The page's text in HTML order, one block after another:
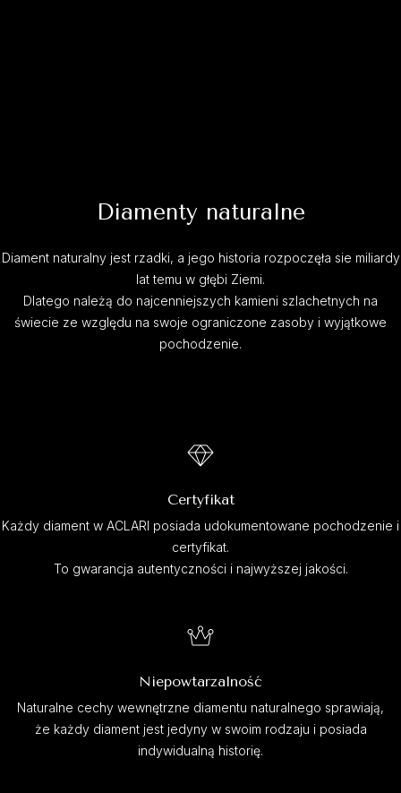
Diamenty naturalne
Diament naturalny jest rzadki, a jego historia rozpoczęła sie miliardy
lat temu w głębi Ziemi.
Dlatego należą do najcenniejszych kamieni szlachetnych na
świecie ze względu na swoje ograniczone zasoby i wyjątkowe
pochodzenie.
Certyfikat
Każdy diament w ACLARI posiada udokumentowane pochodzenie i
certyfikat.
To gwarancja autentyczności i najwyższej jakości.
Niepowtarzalność
Naturalne cechy wewnętrzne diamentu naturalnego sprawiają,
że każdy diament jest jedyny w swoim rodzaju i posiada
indywidualną historię.